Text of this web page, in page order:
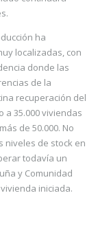
ha
localizadas, con
donde las
de la
recuperación del
a 35.000 vivien­das
de 50.000. No
niveles de stock en
todavía un
y Comunidad
iniciada.